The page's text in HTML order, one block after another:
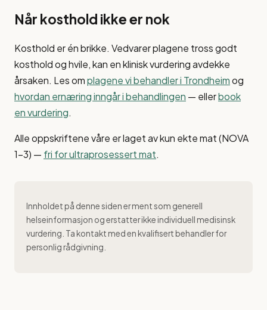
Når kosthold ikke er nok
Kosthold er én brikke. Vedvarer plagene tross godt
kosthold og hvile, kan en klinisk vurdering avdekke
årsaken. Les omplagene vi behandler i Trondheimog
hvordan ernæring inngår i behandlingen — ellerbook
en vurdering.
Alle oppskriftene våre er laget av kun ekte mat (NOVA
1–3) — fri for ultraprosessert mat.
Innholdet på denne siden er ment som generell
helseinformasjon og erstatter ikke individuell medisinsk
vurdering. Ta kontakt med en kvalifisert behandler for
personlig rådgivning.